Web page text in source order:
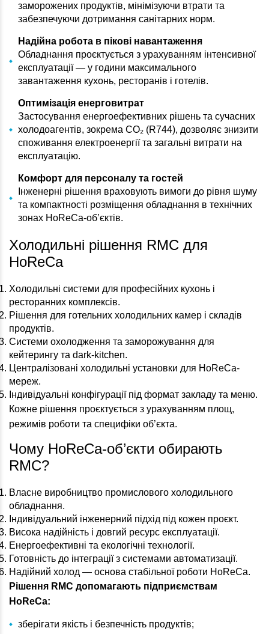
заморожених продуктів, мінімізуючи втрати та
забезпечуючи дотримання санітарних норм.
Надійна робота в пікові навантаження
Обладнання проєктується з урахуванням інтенсивної
експлуатації — у години максимального
завантаження кухонь, ресторанів і готелів.
Оптимізація енерговитрат
Застосування енергоефективних рішень та сучасних
холодоагентів, зокрема CO₂ (R744), дозволяє знизити
споживання електроенергії та загальні витрати на
експлуатацію.
Комфорт для персоналу та гостей
Інженерні рішення враховують вимоги до рівня шуму
та компактності розміщення обладнання в технічних
зонах HoReCa-об’єктів.
Холодильні рішення RMC для
HoReCa
Холодильні системи для професійних кухонь і
ресторанних комплексів.
Рішення для готельних холодильних камер і складів
продуктів.
Системи охолодження та заморожування для
кейтерингу та dark-kitchen.
Централізовані холодильні установки для HoReCa-
мереж.
Індивідуальні конфігурації під формат закладу та меню.
Кожне рішення проєктується з урахуванням площ,
режимів роботи та специфіки об’єкта.
Чому HoReCa-об’єкти обирають
RMC?
Власне виробництво промислового холодильного
обладнання.
Індивідуальний інженерний підхід під кожен проєкт.
Висока надійність і довгий ресурс експлуатації.
Енергоефективні та екологічні технології.
Готовність до інтеграції з системами автоматизації.
Надійний холод — основа стабільної роботи HoReCa.
Рішення RMC допомагають підприємствам
HoReCa:
зберігати якість і безпечність продуктів;